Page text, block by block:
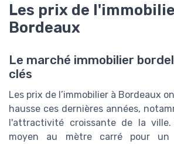
Les prix de
Bordeaux
Le marché immobilier
clés
Les prix de l’immobilier à Bordeaux
hausse ces dernières années,
l'attractivité croissante de la
moyen au mètre carré pour un